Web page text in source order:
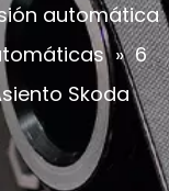
automática
» 6
Skoda